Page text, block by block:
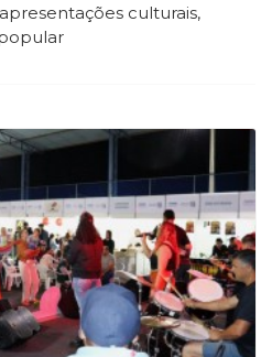
culturais,